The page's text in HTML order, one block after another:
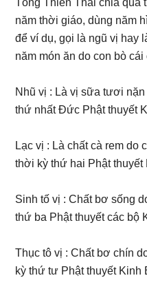
Tông Thiên Thai chia quá
năm thời giáo, dùng năm
để ví dụ, gọi là ngũ vị hay
năm món ăn do con bò cái
Nhũ vị : Là vị sữa tươi
thứ nhất Đức Phật thuyết
Lạc vị : Là chất cà rem do
thời kỳ thứ hai Phật thuyết
Sinh tố vị : Chất bơ sống
thứ ba Phật thuyết các
Thục tô vị : Chất bơ chín
kỳ thứ tư Phật thuyết Kinh